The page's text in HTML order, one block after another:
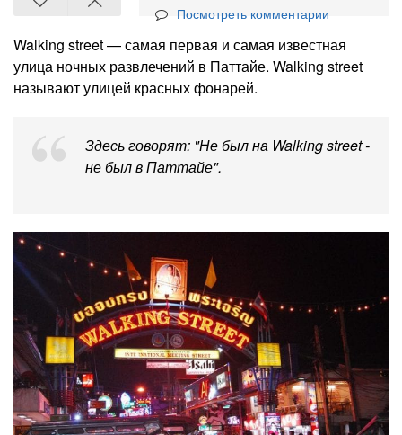
Посмотреть комментарии
Walking street — самая первая и самая известная
улица ночных развлечений в Паттайе. Walking street
называют улицей красных фонарей.
Здесь говорят: "Не был на Walking street -
не был в Паттайе".